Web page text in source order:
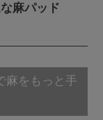
麻パッド
麻をもっと手